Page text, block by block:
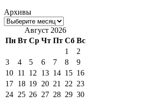
Архивы
Август 2026
Пн Вт Ср Чт Пт Сб Вс
1
2
3
4 5 6 7 8
9
10 11 12 13 14 15 16
17 18 19 20 21 22 23
24 25 26 27 28 29 30